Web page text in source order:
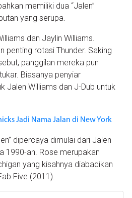
memiliki dua “Jalen”
yang serupa.
dan Jaylin Williams.
penting rotasi Thunder. Saking
panggilan mereka pun
Biasanya penyiar
Jalen Williams dan J-Dub untuk
Jadi Nama Jalan di New York
dipercaya dimulai dari Jalen
1990-an. Rose merupakan
yang kisahnya diabadikan
Five (2011).